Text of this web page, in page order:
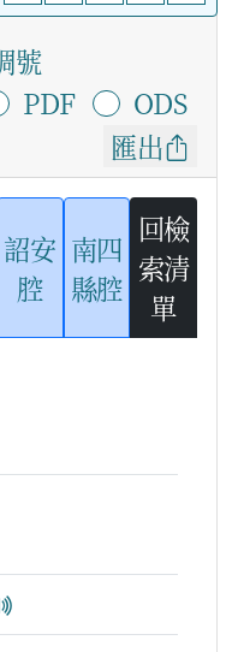
號
PDF
ODS
匯出
詔安
腔
南四
縣腔
回檢
索清
單